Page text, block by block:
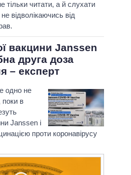
тільки читати, а й слухати
відволікаючись від
вакцини Janssen
друга доза
– експерт
одно не
поки в
Janssen і
проти коронавірусу